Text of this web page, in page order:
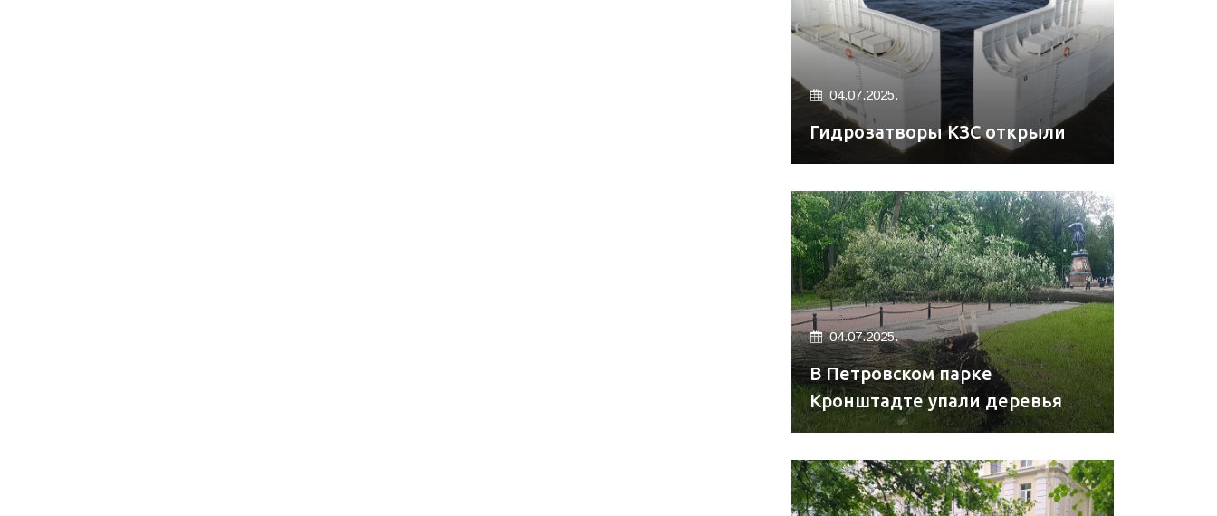
04.07.2025.
Гидрозатворы КЗС открыли
04.07.2025.
В Петровском парке
Кронштадте упали деревья